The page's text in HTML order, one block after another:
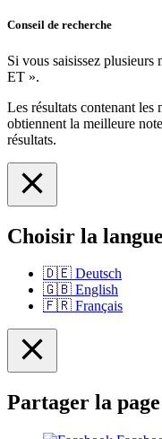
Conseil de recherche
Si vous saisissez plusieurs
ET ».
Les résultats contenant les
obtiennent la meilleure
résultats.
Choisir la langue
🇩🇪 Deutsch
🇬🇧 English
🇫🇷 Français
Partager la page